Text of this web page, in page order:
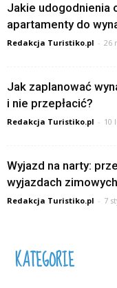
Jakie udogodnienia
apartamenty do
Redakcja Turistiko.pl - 26
Jak zaplanować
i nie przepłacić?
Redakcja Turistiko.pl - 10
Wyjazd na narty:
wyjazdach zimowych
Redakcja Turistiko.pl - 7
KATEGORIE